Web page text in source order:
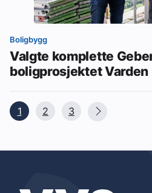
Boligbygg
Valgte komplette
boligprosjektet Varden
1 2 3